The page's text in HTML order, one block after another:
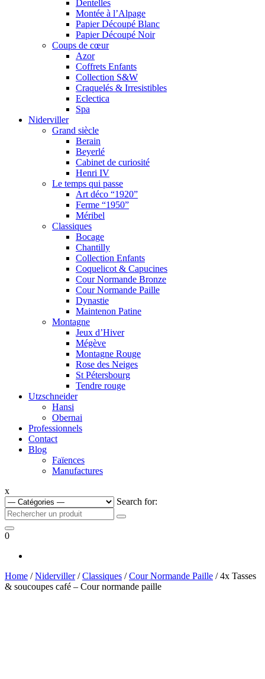
Dentelles
Montée à l’Alpage
Papier Découpé Blanc
Papier Découpé Noir
Coups de cœur
Azor
Coffrets Enfants
Collection S&W
Craquelés & Irresistibles
Eclectica
Spa
Niderviller
Grand siècle
Berain
Beyerlé
Cabinet de curiosité
Henri IV
Le temps qui passe
Art déco “1920”
Ferme “1950”
Méribel
Classiques
Bocage
Chantilly
Collection Enfants
Coquelicot & Capucines
Cour Normande Bronze
Cour Normande Paille
Dynastie
Maintenon Patine
Montagne
Jeux d’Hiver
Mégève
Montagne Rouge
Rose des Neiges
St Pétersbourg
Tendre rouge
Utzschneider
Hansi
Obernai
Professionnels
Contact
Blog
Faïences
Manufactures
x
Search for:
0
Home /Niderviller/Classiques /Cour Normande Paille / 4x Tasses
& soucoupes café – Cour normande paille